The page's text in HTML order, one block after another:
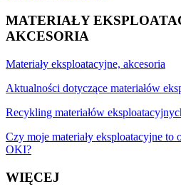
MATERIAŁY
AKCESORIA
Materiały eksploatacyjne, akcesoria
Aktualności dotyczące materiałów
Recykling materiałów
Czy moje materiały eksploatacyjne
OKI?
WIĘCEJ